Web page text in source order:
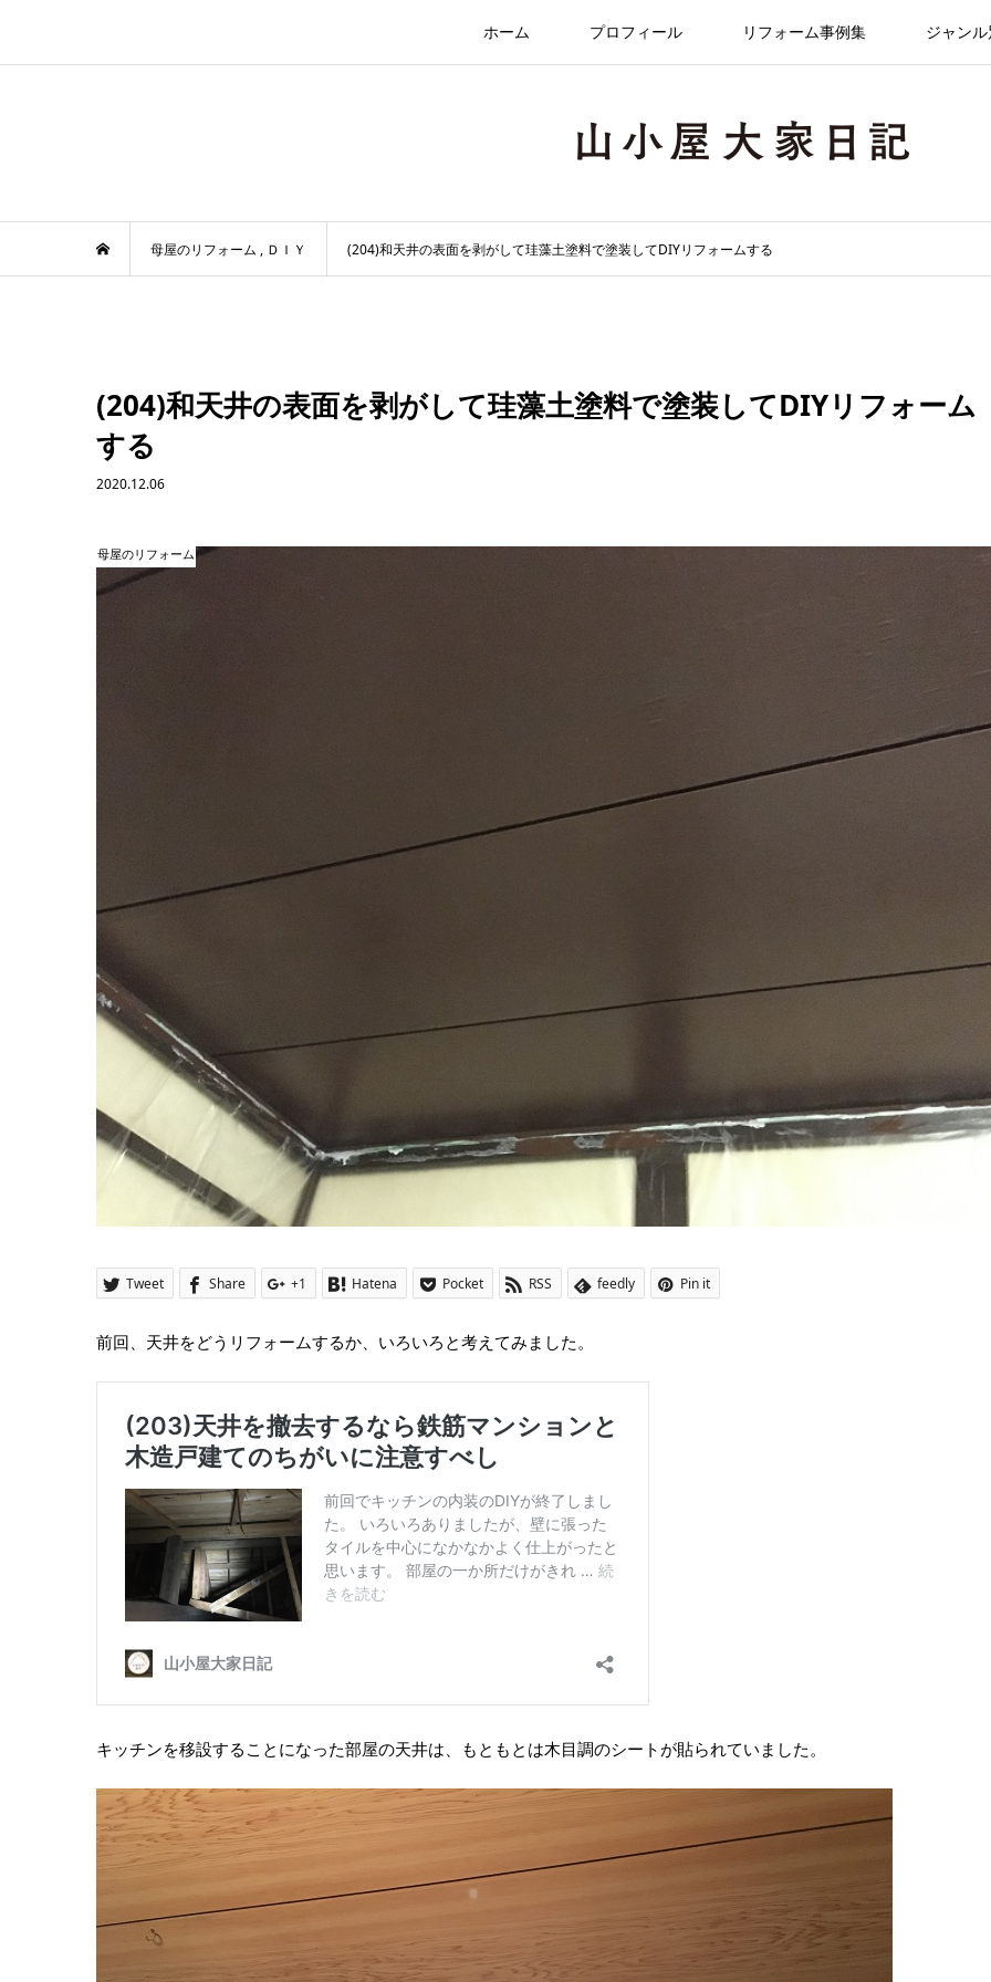
ホーム プロフィール リフォーム事例集 ジャン
母屋のリフォーム , ＤＩＹ (204)和天井の表面を剥がして珪藻土塗料で塗装してDIYリフォームする
(204)和天井の表面を剥がして珪藻土塗料で塗装してDIYリフォーム
する
2020.12.06
母屋のリフォーム
Tweet Share +1 Hatena Pocket RSS feedly Pin it
前回、天井をどうリフォームするか、いろいろと考えてみました。
キッチンを移設することになった部屋の天井は、もともとは木目調のシートが貼られていました。